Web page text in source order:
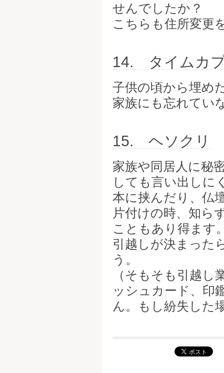
せんでしたか？
こちらも住所変更
14. タイムカ
子供の頃から埋め
家族にも忘れてい
15. ヘソクリ
家族や同居人に秘
しても言い出しに
本に挟んだり、仏
片付けの時、知ら
こともあり得ます
引越しが決まった
う。
（そもそも引越し
ッシュカード、印
ん。もし紛失した